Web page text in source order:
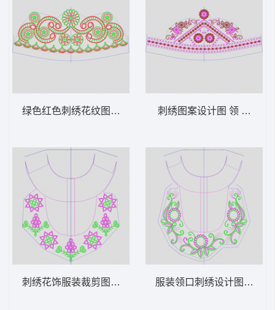
绿色红色刺绣花纹图案设计 领 衣边下摆 中
刺绣花饰服装裁剪图 领 衣边下摆 中东阿拉
刺绣图案设计图 领 衣边下
服装领口刺绣设计图 领 衣